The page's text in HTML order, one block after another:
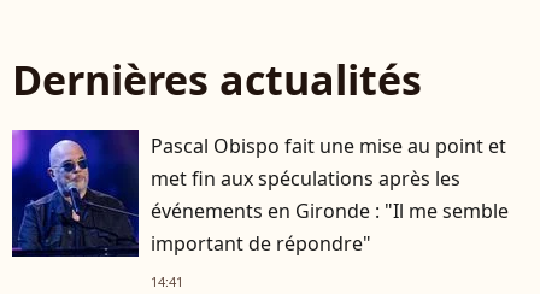
Dernières actualités
Pascal Obispo fait une mise au point et
met fin aux spéculations après les
événements en Gironde : "Il me semble
important de répondre"
14:41